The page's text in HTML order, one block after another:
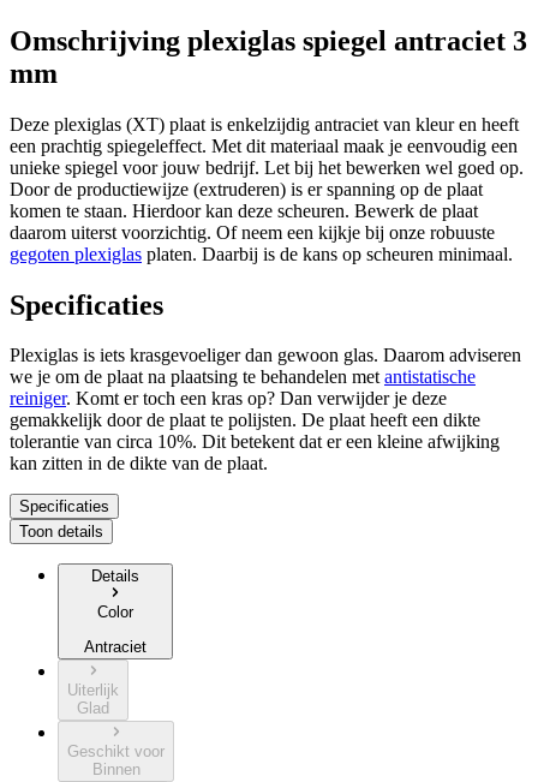
Omschrijving plexiglas spiegel antraciet 3
mm
Deze plexiglas (XT) plaat is enkelzijdig antraciet van kleur en heeft
een prachtig spiegeleffect. Met dit materiaal maak je eenvoudig een
unieke spiegel voor jouw bedrijf. Let bij het bewerken wel goed op.
Door de productiewijze (extruderen) is er spanning op de plaat
komen te staan. Hierdoor kan deze scheuren. Bewerk de plaat
daarom uiterst voorzichtig. Of neem een kijkje bij onze robuuste
gegoten plexiglas platen. Daarbij is de kans op scheuren minimaal.
Specificaties
Plexiglas is iets krasgevoeliger dan gewoon glas. Daarom adviseren
we je om de plaat na plaatsing te behandelen metantistatische
reiniger. Komt er toch een kras op? Dan verwijder je deze
gemakkelijk door de plaat te polijsten. De plaat heeft een dikte
tolerantie van circa 10%. Dit betekent dat er een kleine afwijking
kan zitten in de dikte van de plaat.
Specificaties
Toon details
Details
Color
Antraciet
Uiterlijk
Glad
Geschikt voor
Binnen